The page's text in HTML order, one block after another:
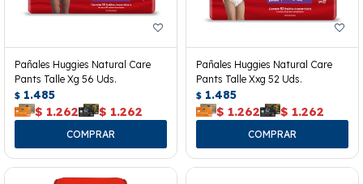
Pañales Huggies Natural Care
Pants Talle Xg 56 Uds.
$ 1.485
$ 1.262 $ 1.262
Pañales Huggies Natural Care
Pants Talle Xxg 52 Uds.
$ 1.485
$ 1.262 $ 1.262